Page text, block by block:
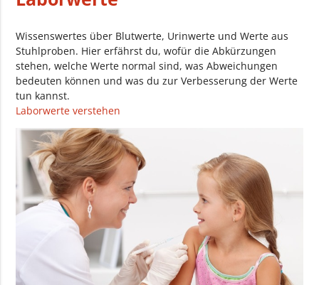
Wissenswertes über Blutwerte, Urinwerte und Werte aus
Stuhlproben. Hier erfährst du, wofür die Abkürzungen
stehen, welche Werte normal sind, was Abweichungen
bedeuten können und was du zur Verbesserung der Werte
tun kannst.
Laborwerte verstehen